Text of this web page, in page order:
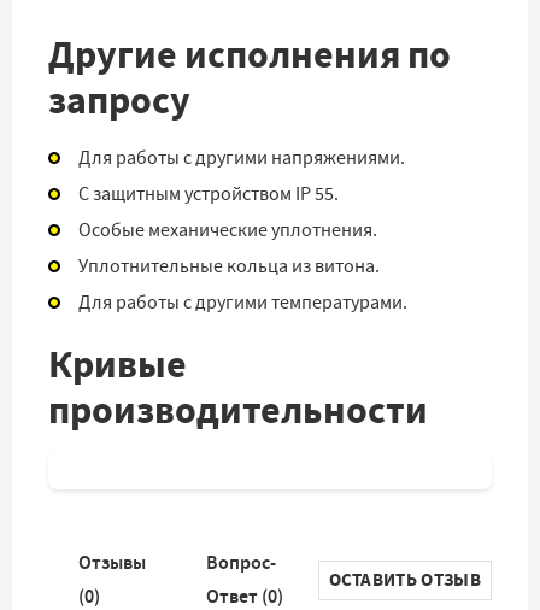
Другие исполнения по
запросу
Для работы с другими напряжениями.
С защитным устройством IP 55.
Особые механические уплотнения.
Уплотнительные кольца из витона.
Для работы с другими температурами.
Кривые
производительности
Отзывы
(0)
Вопрос-
Ответ (0)
ОСТАВИТЬ ОТЗЫВ